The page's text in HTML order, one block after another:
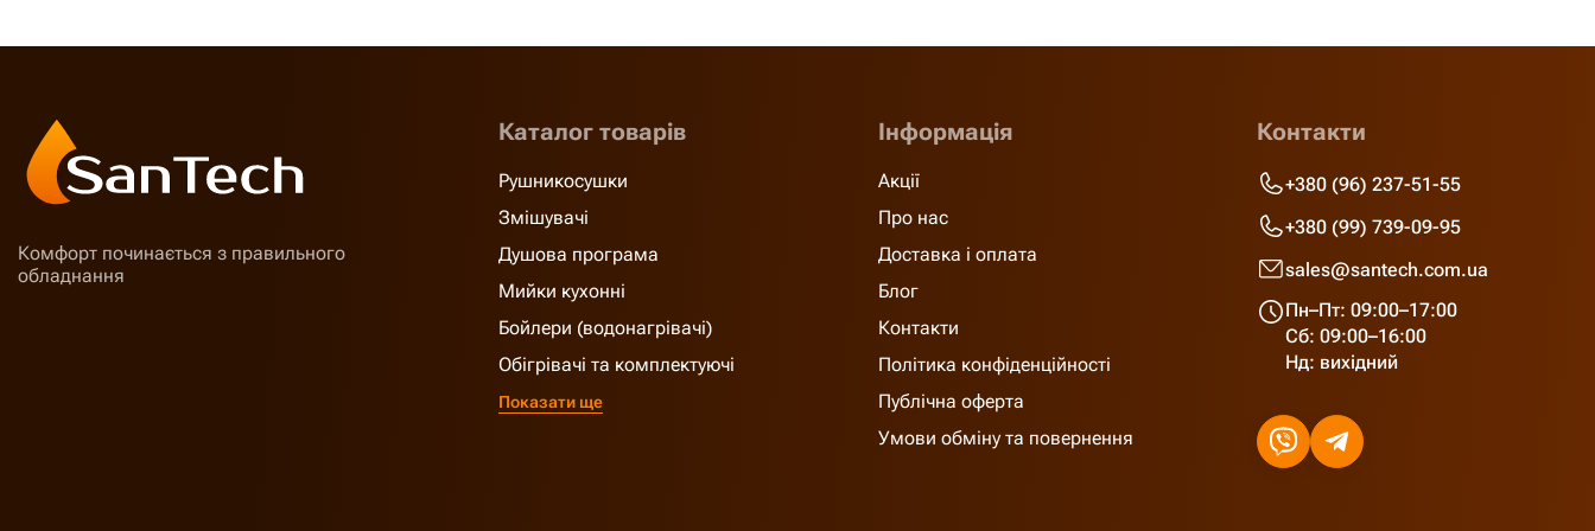
Комфорт починається з правильного
обладнання
Каталог товарів
Рушникосушки
Змішувачі
Душова програма
Мийки кухонні
Бойлери (водонагрівачі)
Обігрівачі та комплектуючі
Показати ще
Інформація
Акції
Про нас
Доставка і оплата
Блог
Контакти
Політика конфіденційності
Публічна оферта
Умови обміну та повернення
Контакти
+380 (96) 237-51-55
+380 (99) 739-09-95
sales@santech.com.ua
Пн–Пт: 09:00–17:00
Сб: 09:00–16:00
Нд: вихідний